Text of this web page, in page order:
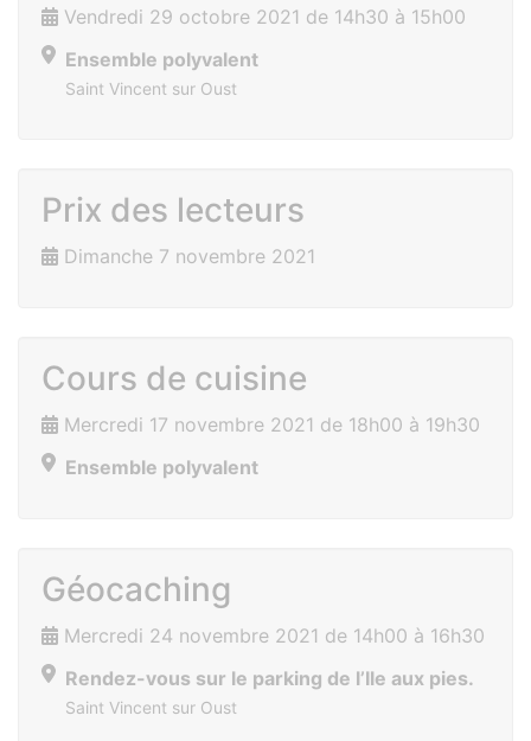
Vendredi 29 octobre 2021 de 14h30 à 15h00
Ensemble polyvalent
Saint Vincent sur Oust
Prix des lecteurs
Dimanche 7 novembre 2021
Cours de cuisine
Mercredi 17 novembre 2021 de 18h00 à 19h30
Ensemble polyvalent
Géocaching
Mercredi 24 novembre 2021 de 14h00 à 16h30
Rendez-vous sur le parking de l’Ile aux pies.
Saint Vincent sur Oust